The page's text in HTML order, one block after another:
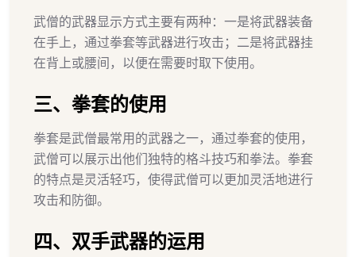
武僧的武器显示方式主要有两种：一是将武器装备
在手上，通过拳套等武器进行攻击；二是将武器挂
在背上或腰间，以便在需要时取下使用。
三、拳套的使用
拳套是武僧最常用的武器之一，通过拳套的使用，
武僧可以展示出他们独特的格斗技巧和拳法。拳套
的特点是灵活轻巧，使得武僧可以更加灵活地进行
攻击和防御。
四、双手武器的运用